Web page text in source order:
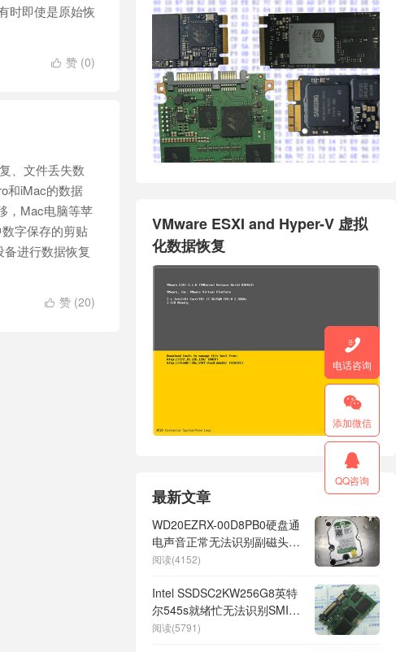
时即使是原始恢
 赞 (0)
、文件丢失数
和iMac的数据
，Mac电脑等苹
字保存的剪贴
进行数据恢复
 赞 (20)
VMware ESXI and Hyper-V 虚拟
化数据恢复
最新文章
WD20EZRX-00D8PB0硬盘通
电声音正常无法识别副磁头损
坏导致不认盘不读数据
阅读(4152)
Intel SSDSC2KW256G8英特
尔545s就绪忙无法识别SMI
PHBM49.00 SM2259数据恢
阅读(5791)

电话咨询

添加微信

QQ咨询